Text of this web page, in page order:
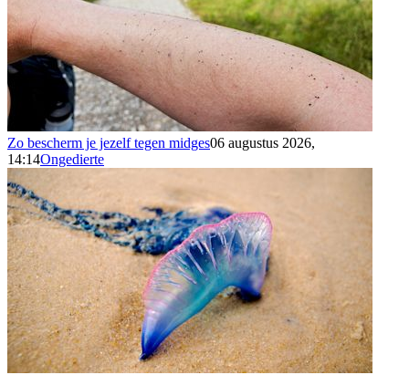
Zo bescherm je jezelf tegen midges06 augustus 2026,
14:14Ongedierte